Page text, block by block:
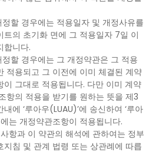
할 경우에는 적용일자 및 개정사유를
의 초기화 면에 그 적용일자 7일 이
합니다.
할 경우에는 그 개정약관은 그 적용
적용되고 그 이전에 이미 체결된 계약
그대로 적용됩니다. 다만 이미 계약
항의 적용을 받기를 원하는 뜻을 제3
에 ‘루아우(LUAU)’에 송신하여 ‘루아
는 개정약관조항이 적용됩니다.
항과 이 약관의 해석에 관하여는 정부
침 및 관계 법령 또는 상관례에 따릅